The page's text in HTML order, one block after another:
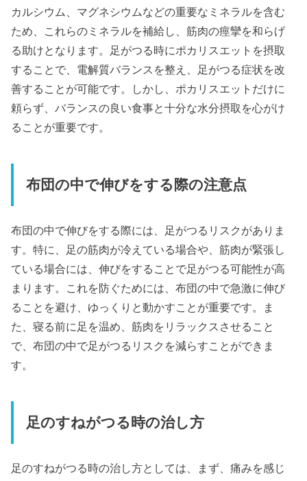
カルシウム、マグネシウムなどの重要なミネラルを含む
ため、これらのミネラルを補給し、筋肉の痙攣を和らげ
る助けとなります。足がつる時にポカリスエットを摂取
することで、電解質バランスを整え、足がつる症状を改
善することが可能です。しかし、ポカリスエットだけに
頼らず、バランスの良い食事と十分な水分摂取を心がけ
ることが重要です。
布団の中で伸びをする際の注意点
布団の中で伸びをする際には、足がつるリスクがありま
す。特に、足の筋肉が冷えている場合や、筋肉が緊張し
ている場合には、伸びをすることで足がつる可能性が高
まります。これを防ぐためには、布団の中で急激に伸び
ることを避け、ゆっくりと動かすことが重要です。ま
た、寝る前に足を温め、筋肉をリラックスさせること
で、布団の中で足がつるリスクを減らすことができま
す。
足のすねがつる時の治し方
足のすねがつる時の治し方としては、まず、痛みを感じ